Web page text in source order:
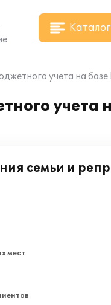
Каталог
учета на
учета
семьи и
мест